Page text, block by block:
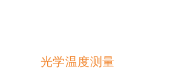
光学温度测量